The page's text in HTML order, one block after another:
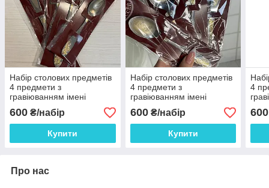
Набір столових предметів
4 предмети з
гравіюванням імені
"Ірина"
Виделка+столова+чайна+ніж
600 ₴/набір
Купити
Набір столових предметів
4 предмети з
гравіюванням імені
"Алінка"
Виделка+столова+чайна+ніж
600₴/набір
Купити
4
600
Про нас